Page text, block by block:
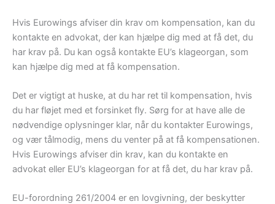
Hvis Eurowings afviser din krav om kompensation, kan du
kontakte en advokat, der kan hjælpe dig med at få det, du
har krav på. Du kan også kontakte EU’s klageorgan, som
kan hjælpe dig med at få kompensation.
Det er vigtigt at huske, at du har ret til kompensation, hvis
du har fløjet med et forsinket fly. Sørg for at have alle de
nødvendige oplysninger klar, når du kontakter Eurowings,
og vær tålmodig, mens du venter på at få kompensationen.
Hvis Eurowings afviser din krav, kan du kontakte en
advokat eller EU’s klageorgan for at få det, du har krav på.
EU-forordning 261/2004 er en lovgivning, der beskytter